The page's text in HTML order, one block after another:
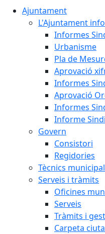
Ajuntament
L'Ajuntament
Informes
Urbanisme
Pla de
Aprovació
Informes
Aprovació
Informes
Informe
Govern
Consistori
Regidories
Tècnics
Serveis i tràmits
Oficines
Serveis
Tràmits i
Carpeta